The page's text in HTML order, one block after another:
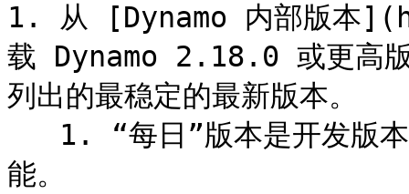
1. 从 [Dynamo 内部版本
载 Dynamo 2.18.0 或更高版
列出的最稳定的最新版本。
能。